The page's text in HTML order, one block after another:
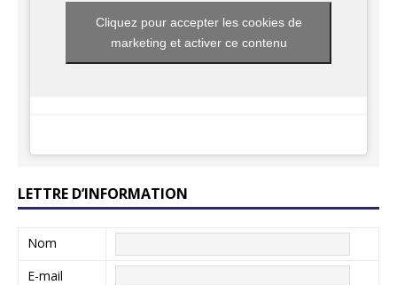
Cliquez pour accepter les cookies de
marketing et activer ce contenu
LETTRE D’INFORMATION
Nom
E-mail